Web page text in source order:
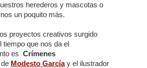
herederos y mascotas o
un poquito más.
proyectos creativos surgido
tiempo que nos da el
es Crímenes
de Modesto Garcíay el ilustrador